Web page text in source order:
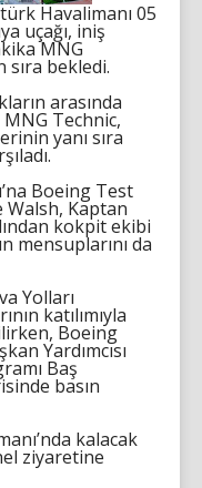
Havalimanı 05
uçağı, iniş
MNG
sıra bekledi.
arasında
MNG Technic,
yanı sıra
Boeing Test
Walsh, Kaptan
kokpit ekibi
mensuplarını da
Yolları
katılımıyla
Boeing
Yardımcısı
Baş
basın
kalacak
ziyaretine